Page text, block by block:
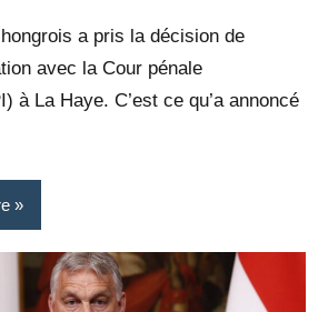
a pris la décision de
avec la Cour pénale
à La Haye. C’est ce qu’a annoncé